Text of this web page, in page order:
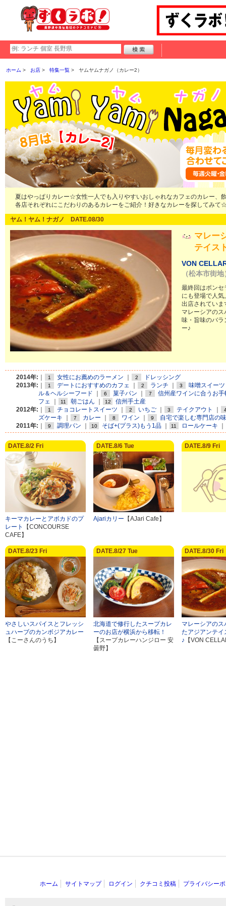
ホーム お店 特集一覧 ヤムヤムナガノ（カレー2）
夏はやっぱりカレー☆女性一人でも入りやすいおしゃれなカフェのカレー、
各店それぞれにこだわりのあるカレーをご紹介！好きなカレーを探してみて
ヤム！ヤム！ナガノ DATE.08/30
マレー
テイス
VON
（松本市街地
最終回はボンセ
にも登場で人
出店されていま
マレーシアの
味・旨味のバラ
ー♪
2014年: 1 女性にお薦めのラーメン 2
ドレッシング
2013年:
1 デートにおすすめのカフェ 2 ランチ 3
味噌スイー
ル＆ヘルシーフード
6 菓子パン 7
信州産ワインに合うお手
フェ
11 朝ごはん 12
信州手土産
2012年:
1 チョコレートスイーツ 2 いちご｜ 3 テイクアウト
ズケーキ 7 カレー 8 ワイン 9
自宅で楽しむ専門店の
2011年:
9 調理パン 10 そば+(プラス)もう1品｜ 11 ロールケーキ
DATE.8/2 Fri
キーマカレーとアボカドのプ
レート
【CONCOURSE
CAFE】
DATE.8/6 Tue
Ajariカリー 【AJari Cafe】
DATE.8/9 Fri
DATE.8/23 Fri
やさしいスパイスとフレッシ
ュハーブのカンボジアカレー
【こーさんのうち】
DATE.8/27 Tue
北海道で修行したスープカレ
ーのお店が横浜から移転！
【スープカレーハンジロー 安
曇野】
DATE.8/30 Fri
マレーシアの
たアジアンテイ
♪ 【VON
ホーム サイトマップ ログイン クチコミ投稿 プライバシー